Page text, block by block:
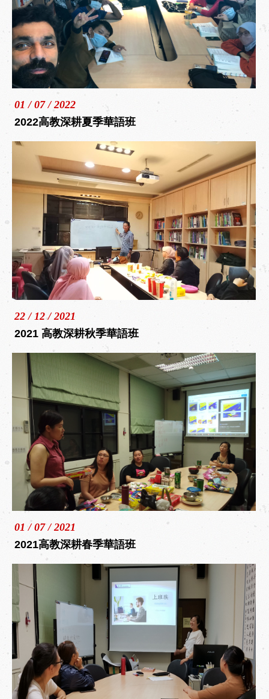
01 / 07 / 2022
2022高教深耕夏季華語班
22 / 12 / 2021
2021 高教深耕秋季華語班
01 / 07 / 2021
2021高教深耕春季華語班